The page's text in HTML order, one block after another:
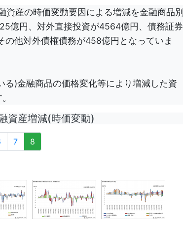
産の時価変動要因による増減を金融商品別
億円、対外直接投資が4564億円、債務証券
他対外債権債務が458億円となっていま
)金融商品の価格変化等により増減した資
資産増減(時価変動)
7 8